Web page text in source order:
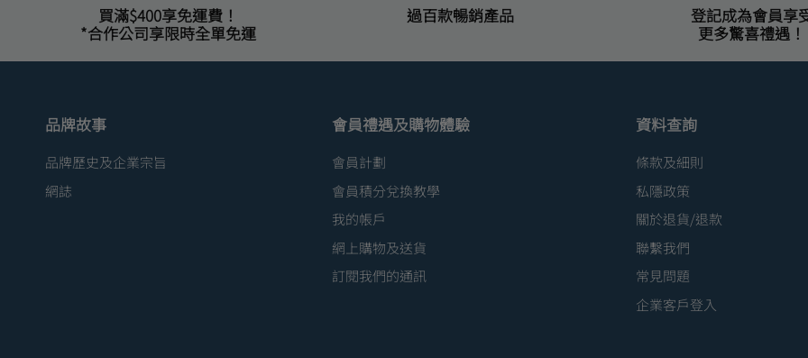
買滿$400享免運費！
*合作公司享限時全單免運
過百款暢銷產品
登記成為會員享
更多驚喜禮遇！
品牌故事
品牌歷史及企業宗旨
網誌
會員禮遇及購物體驗
會員計劃
會員積分兌換教學
我的帳戶
網上購物及送貨
訂閱我們的通訊
資料查詢
條款及細則
私隱政策
關於退貨/退款
聯繫我們
常見問題
企業客戶登入